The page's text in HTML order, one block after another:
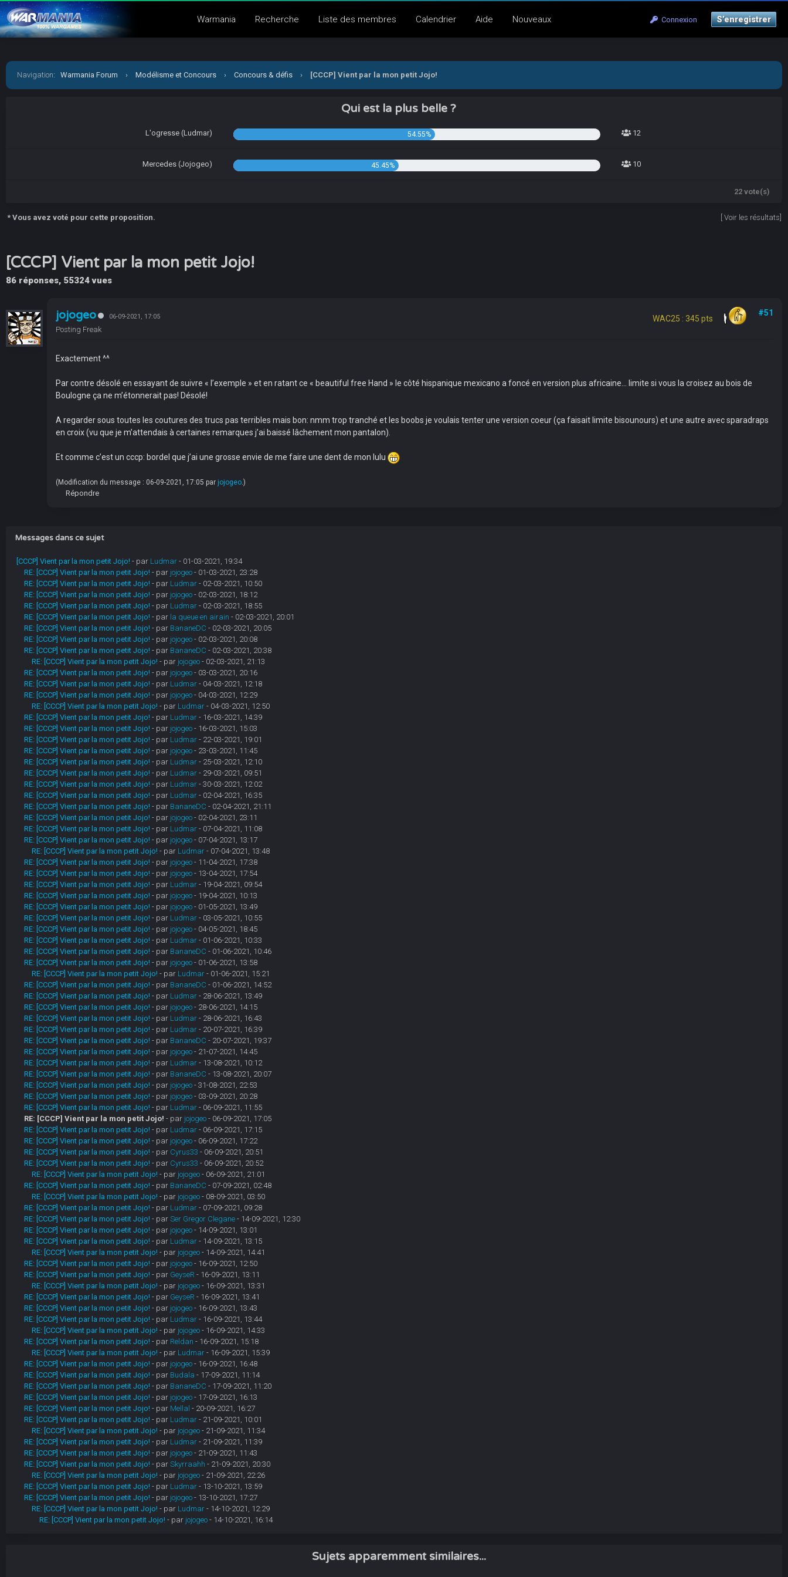
Connexion S’enregistrer
Warmania Recherche Liste des membres Calendrier Aide Nouveaux
Navigation: Warmania Forum › Modélisme et Concours › Concours & défis › [CCCP] Vient par la mon petit Jojo!
Qui est la plus belle ?
L'ogresse (Ludmar) 54.55% 12
Mercedes (Jojogeo) 45.45% 10
22 vote(s)
* Vous avez voté pour cette proposition. Voir les résultats
[CCCP] Vient par la mon petit Jojo!
86 réponses, 55324 vues
jojogeo 06-09-2021, 17:05
Posting Freak
WAC25 : 345 pts
#51
Exactement ^^
Par contre désolé en essayant de suivre « l’exemple » et en ratant ce « beautiful free Hand » le côté hispanique mexicano a foncé en version plus africaine... limite si vous la croisez au bois de
Boulogne ça ne m’étonnerait pas! Désolé!
A regarder sous toutes les coutures des trucs pas terribles mais bon: nmm trop tranché et les boobs je voulais tenter une version coeur (ça faisait limite bisounours) et une autre avec sparadraps
en croix (vu que je m’attendais à certaines remarques j’ai baissé lâchement mon pantalon).
Et comme c’est un cccp: bordel que j’ai une grosse envie de me faire une dent de mon lulu
(Modification du message : 06-09-2021, 17:05 par jojogeo .)
Répondre
Messages dans ce sujet
[CCCP] Vient par la mon petit Jojo! - par Ludmar- 01-03-2021, 19:34
RE: [CCCP] Vient par la mon petit Jojo! - par jojogeo- 01-03-2021, 23:28
RE: [CCCP] Vient par la mon petit Jojo! - par Ludmar- 02-03-2021, 10:50
RE: [CCCP] Vient par la mon petit Jojo! - par jojogeo- 02-03-2021, 18:12
RE: [CCCP] Vient par la mon petit Jojo! - par Ludmar- 02-03-2021, 18:55
RE: [CCCP] Vient par la mon petit Jojo! - par la queue en airain - 02-03-2021, 20:01
RE: [CCCP] Vient par la mon petit Jojo! - par BananeDC - 02-03-2021, 20:05
RE: [CCCP] Vient par la mon petit Jojo! - par jojogeo- 02-03-2021, 20:08
RE: [CCCP] Vient par la mon petit Jojo! - par BananeDC - 02-03-2021, 20:38
RE: [CCCP] Vient par la mon petit Jojo! - par jojogeo- 02-03-2021, 21:13
RE: [CCCP] Vient par la mon petit Jojo! - par jojogeo- 03-03-2021, 20:16
RE: [CCCP] Vient par la mon petit Jojo! - par Ludmar- 04-03-2021, 12:18
RE: [CCCP] Vient par la mon petit Jojo! - par jojogeo- 04-03-2021, 12:29
RE: [CCCP] Vient par la mon petit Jojo! - par Ludmar- 04-03-2021, 12:50
RE: [CCCP] Vient par la mon petit Jojo! - par Ludmar- 16-03-2021, 14:39
RE: [CCCP] Vient par la mon petit Jojo! - par jojogeo- 16-03-2021, 15:03
RE: [CCCP] Vient par la mon petit Jojo! - par Ludmar- 22-03-2021, 19:01
RE: [CCCP] Vient par la mon petit Jojo! - par jojogeo- 23-03-2021, 11:45
RE: [CCCP] Vient par la mon petit Jojo! - par Ludmar- 25-03-2021, 12:10
RE: [CCCP] Vient par la mon petit Jojo! - par Ludmar- 29-03-2021, 09:51
RE: [CCCP] Vient par la mon petit Jojo! - par Ludmar- 30-03-2021, 12:02
RE: [CCCP] Vient par la mon petit Jojo! - par Ludmar- 02-04-2021, 16:35
RE: [CCCP] Vient par la mon petit Jojo! - par BananeDC - 02-04-2021, 21:11
RE: [CCCP] Vient par la mon petit Jojo! - par jojogeo- 02-04-2021, 23:11
RE: [CCCP] Vient par la mon petit Jojo! - par Ludmar- 07-04-2021, 11:08
RE: [CCCP] Vient par la mon petit Jojo! - par jojogeo- 07-04-2021, 13:17
RE: [CCCP] Vient par la mon petit Jojo! - par Ludmar- 07-04-2021, 13:48
RE: [CCCP] Vient par la mon petit Jojo! - par jojogeo- 11-04-2021, 17:38
RE: [CCCP] Vient par la mon petit Jojo! - par jojogeo- 13-04-2021, 17:54
RE: [CCCP] Vient par la mon petit Jojo! - par Ludmar- 19-04-2021, 09:54
RE: [CCCP] Vient par la mon petit Jojo! - par jojogeo- 19-04-2021, 10:13
RE: [CCCP] Vient par la mon petit Jojo! - par jojogeo- 01-05-2021, 13:49
RE: [CCCP] Vient par la mon petit Jojo! - par Ludmar- 03-05-2021, 10:55
RE: [CCCP] Vient par la mon petit Jojo! - par jojogeo- 04-05-2021, 18:45
RE: [CCCP] Vient par la mon petit Jojo! - par Ludmar- 01-06-2021, 10:33
RE: [CCCP] Vient par la mon petit Jojo! - par BananeDC - 01-06-2021, 10:46
RE: [CCCP] Vient par la mon petit Jojo! - par jojogeo- 01-06-2021, 13:58
RE: [CCCP] Vient par la mon petit Jojo! - par Ludmar- 01-06-2021, 15:21
RE: [CCCP] Vient par la mon petit Jojo! - par BananeDC - 01-06-2021, 14:52
RE: [CCCP] Vient par la mon petit Jojo! - par Ludmar- 28-06-2021, 13:49
RE: [CCCP] Vient par la mon petit Jojo! - par jojogeo- 28-06-2021, 14:15
RE: [CCCP] Vient par la mon petit Jojo! - par Ludmar- 28-06-2021, 16:43
RE: [CCCP] Vient par la mon petit Jojo! - par Ludmar- 20-07-2021, 16:39
RE: [CCCP] Vient par la mon petit Jojo! - par BananeDC - 20-07-2021, 19:37
RE: [CCCP] Vient par la mon petit Jojo! - par jojogeo- 21-07-2021, 14:45
RE: [CCCP] Vient par la mon petit Jojo! - par Ludmar- 13-08-2021, 10:12
RE: [CCCP] Vient par la mon petit Jojo! - par BananeDC - 13-08-2021, 20:07
RE: [CCCP] Vient par la mon petit Jojo! - par jojogeo- 31-08-2021, 22:53
RE: [CCCP] Vient par la mon petit Jojo! - par jojogeo- 03-09-2021, 20:28
RE: [CCCP] Vient par la mon petit Jojo! - par Ludmar- 06-09-2021, 11:55
RE: [CCCP] Vient par la mon petit Jojo! - par jojogeo- 06-09-2021, 17:05
RE: [CCCP] Vient par la mon petit Jojo! - par Ludmar- 06-09-2021, 17:15
RE: [CCCP] Vient par la mon petit Jojo! - par jojogeo- 06-09-2021, 17:22
RE: [CCCP] Vient par la mon petit Jojo! - par Cyrus33 - 06-09-2021, 20:51
RE: [CCCP] Vient par la mon petit Jojo! - par Cyrus33 - 06-09-2021, 20:52
RE: [CCCP] Vient par la mon petit Jojo! - par jojogeo- 06-09-2021, 21:01
RE: [CCCP] Vient par la mon petit Jojo! - par BananeDC - 07-09-2021, 02:48
RE: [CCCP] Vient par la mon petit Jojo! - par jojogeo- 08-09-2021, 03:50
RE: [CCCP] Vient par la mon petit Jojo! - par Ludmar- 07-09-2021, 09:28
RE: [CCCP] Vient par la mon petit Jojo! - par Ser Gregor Clegane- 14-09-2021, 12:30
RE: [CCCP] Vient par la mon petit Jojo! - par jojogeo- 14-09-2021, 13:01
RE: [CCCP] Vient par la mon petit Jojo! - par Ludmar- 14-09-2021, 13:15
RE: [CCCP] Vient par la mon petit Jojo! - par jojogeo- 14-09-2021, 14:41
RE: [CCCP] Vient par la mon petit Jojo! - par jojogeo- 16-09-2021, 12:50
RE: [CCCP] Vient par la mon petit Jojo! - par GeyseR - 16-09-2021, 13:11
RE: [CCCP] Vient par la mon petit Jojo! - par jojogeo- 16-09-2021, 13:31
RE: [CCCP] Vient par la mon petit Jojo! - par GeyseR - 16-09-2021, 13:41
RE: [CCCP] Vient par la mon petit Jojo! - par jojogeo- 16-09-2021, 13:43
RE: [CCCP] Vient par la mon petit Jojo! - par Ludmar- 16-09-2021, 13:44
RE: [CCCP] Vient par la mon petit Jojo! - par jojogeo- 16-09-2021, 14:33
RE: [CCCP] Vient par la mon petit Jojo! - par Reldan - 16-09-2021, 15:18
RE: [CCCP] Vient par la mon petit Jojo! - par Ludmar- 16-09-2021, 15:39
RE: [CCCP] Vient par la mon petit Jojo! - par jojogeo- 16-09-2021, 16:48
RE: [CCCP] Vient par la mon petit Jojo! - par Budala - 17-09-2021, 11:14
RE: [CCCP] Vient par la mon petit Jojo! - par BananeDC - 17-09-2021, 11:20
RE: [CCCP] Vient par la mon petit Jojo! - par jojogeo- 17-09-2021, 16:13
RE: [CCCP] Vient par la mon petit Jojo! - par Mellal - 20-09-2021, 16:27
RE: [CCCP] Vient par la mon petit Jojo! - par Ludmar- 21-09-2021, 10:01
RE: [CCCP] Vient par la mon petit Jojo! - par jojogeo- 21-09-2021, 11:34
RE: [CCCP] Vient par la mon petit Jojo! - par Ludmar- 21-09-2021, 11:39
RE: [CCCP] Vient par la mon petit Jojo! - par jojogeo- 21-09-2021, 11:43
RE: [CCCP] Vient par la mon petit Jojo! - par Skyrraahh - 21-09-2021, 20:30
RE: [CCCP] Vient par la mon petit Jojo! - par jojogeo- 21-09-2021, 22:26
RE: [CCCP] Vient par la mon petit Jojo! - par Ludmar- 13-10-2021, 13:59
RE: [CCCP] Vient par la mon petit Jojo! - par jojogeo- 13-10-2021, 17:27
RE: [CCCP] Vient par la mon petit Jojo! - par Ludmar- 14-10-2021, 12:29
RE: [CCCP] Vient par la mon petit Jojo! - par jojogeo- 14-10-2021, 16:14
Sujets apparemment similaires...